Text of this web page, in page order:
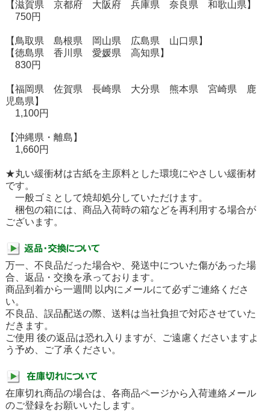
【滋賀県 京都府 大阪府 兵庫県 奈良県 和歌山県】
750円
【鳥取県 島根県 岡山県 広島県 山口県】
【徳島県 香川県 愛媛県 高知県】
830円
【福岡県 佐賀県 長崎県 大分県 熊本県 宮崎県 鹿
児島県】
1,100円
【沖縄県・離島】
1,660円
★丸い緩衝材は古紙を主原料とした環境にやさしい緩衝材
です。
一般ゴミとして焼却処分していただけます。
梱包の箱には、商品入荷時の箱などを再利用する場合が
ございます。
万一、不良品だった場合や、発送中についた傷があった場
合、返品・交換を承っております。
商品到着から一週間 以内にメールにて必ずご連絡くださ
い。
不良品、誤品配送の際、送料は当社負担で対応させていた
だきます。
ご使用 後の返品は恐れ入りますが、ご遠慮くださいますよ
う予め、ご了承ください。
在庫切れ商品の場合は、各商品ページから入荷連絡メール
のご登録をお願いいたします。